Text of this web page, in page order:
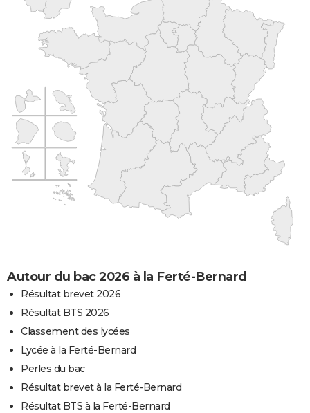
Autour du bac 2026 à la Ferté-Bernard
Résultat brevet 2026
Résultat BTS 2026
Classement des lycées
Lycée à la Ferté-Bernard
Perles du bac
Résultat brevet à la Ferté-Bernard
Résultat BTS à la Ferté-Bernard